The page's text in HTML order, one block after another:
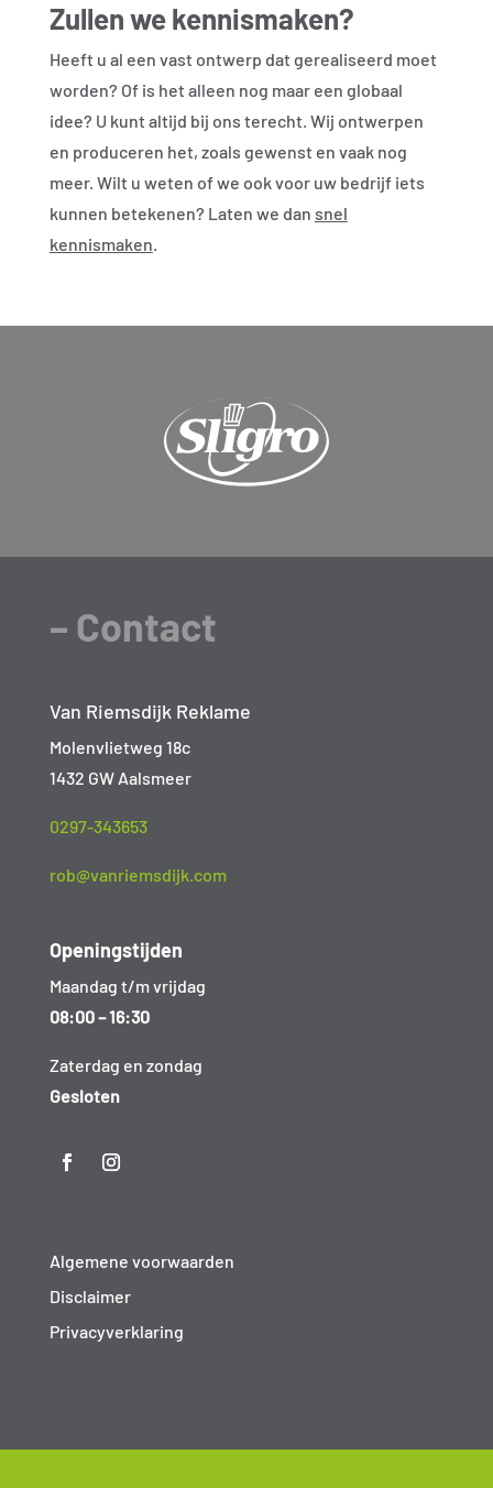
Zullen we kennismaken?
Heeft u al een vast ontwerp dat gerealiseerd moet
worden? Of is het alleen nog maar een globaal
idee? U kunt altijd bij ons terecht. Wij ontwerpen
en produceren het, zoals gewenst en vaak nog
meer. Wilt u weten of we ook voor uw bedrijf iets
kunnen betekenen? Laten we dan snel
kennismaken.
– Contact
Van Riemsdijk Reklame
Molenvlietweg 18c
1432 GW Aalsmeer
0297-343653
rob@vanriemsdijk.com
Openingstijden
Maandag t/m vrijdag
08:00 – 16:30
Zaterdag en zondag
Gesloten
Algemene voorwaarden
Disclaimer
Privacyverklaring